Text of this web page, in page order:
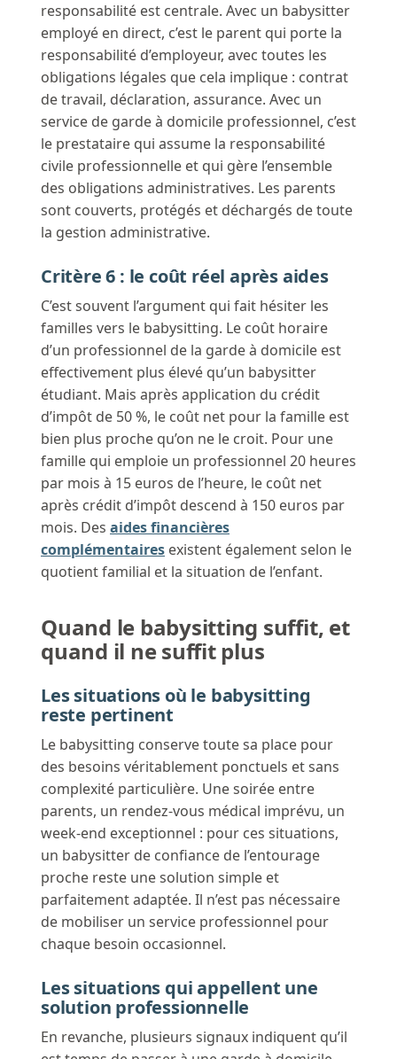
responsabilité est centrale. Avec un babysitter
employé en direct, c’est le parent qui porte la
responsabilité d’employeur, avec toutes les
obligations légales que cela implique : contrat
de travail, déclaration, assurance. Avec un
service de garde à domicile professionnel, c’est
le prestataire qui assume la responsabilité
civile professionnelle et qui gère l’ensemble
des obligations administratives. Les parents
sont couverts, protégés et déchargés de toute
la gestion administrative.
Critère 6 : le coût réel après aides
C’est souvent l’argument qui fait hésiter les
familles vers le babysitting. Le coût horaire
d’un professionnel de la garde à domicile est
effectivement plus élevé qu’un babysitter
étudiant. Mais après application du crédit
d’impôt de 50 %, le coût net pour la famille est
bien plus proche qu’on ne le croit. Pour une
famille qui emploie un professionnel 20 heures
par mois à 15 euros de l’heure, le coût net
après crédit d’impôt descend à 150 euros par
mois. Des aides financières
complémentaires existent également selon le
quotient familial et la situation de l’enfant.
Quand le babysitting suffit, et
quand il ne suffit plus
Les situations où le babysitting
reste pertinent
Le babysitting conserve toute sa place pour
des besoins véritablement ponctuels et sans
complexité particulière. Une soirée entre
parents, un rendez-vous médical imprévu, un
week-end exceptionnel : pour ces situations,
un babysitter de confiance de l’entourage
proche reste une solution simple et
parfaitement adaptée. Il n’est pas nécessaire
de mobiliser un service professionnel pour
chaque besoin occasionnel.
Les situations qui appellent une
solution professionnelle
En revanche, plusieurs signaux indiquent qu’il